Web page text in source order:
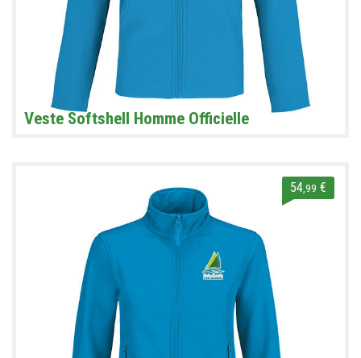
Veste Softshell Homme Officielle
54 ,99 €